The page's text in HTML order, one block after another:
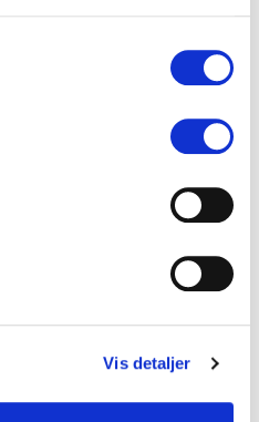
Vis detaljer
uanset at man har
Det…